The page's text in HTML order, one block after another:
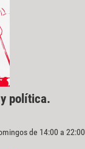
política.
de 14:00 a 22:00